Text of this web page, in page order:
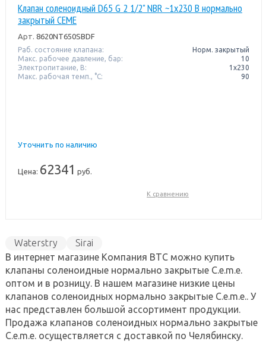
Клапан соленоидный D65 G 2 1/2" NBR ~1x230 В нормально
закрытый CEME
Арт. 8620NT650SBDF
Раб. состояние клапана:
Норм. закрытый
Макс. рабочее давление, бар:
10
Электропитание, В:
1х230
Макс. рабочая темп., °С:
90
Уточнить по наличию
Цена: 62341 руб.
К сравнению
Waterstry
Sirai
В интернет магазине Компания ВТС можно купить
клапаны соленоидные нормально закрытые C.e.m.e.
оптом и в розницу. В нашем магазине низкие цены
клапанов соленоидных нормально закрытые C.e.m.e.. У
нас представлен большой ассортимент продукции.
Продажа клапанов соленоидных нормально закрытые
C.e.m.e. осуществляется с доставкой по Челябинску.